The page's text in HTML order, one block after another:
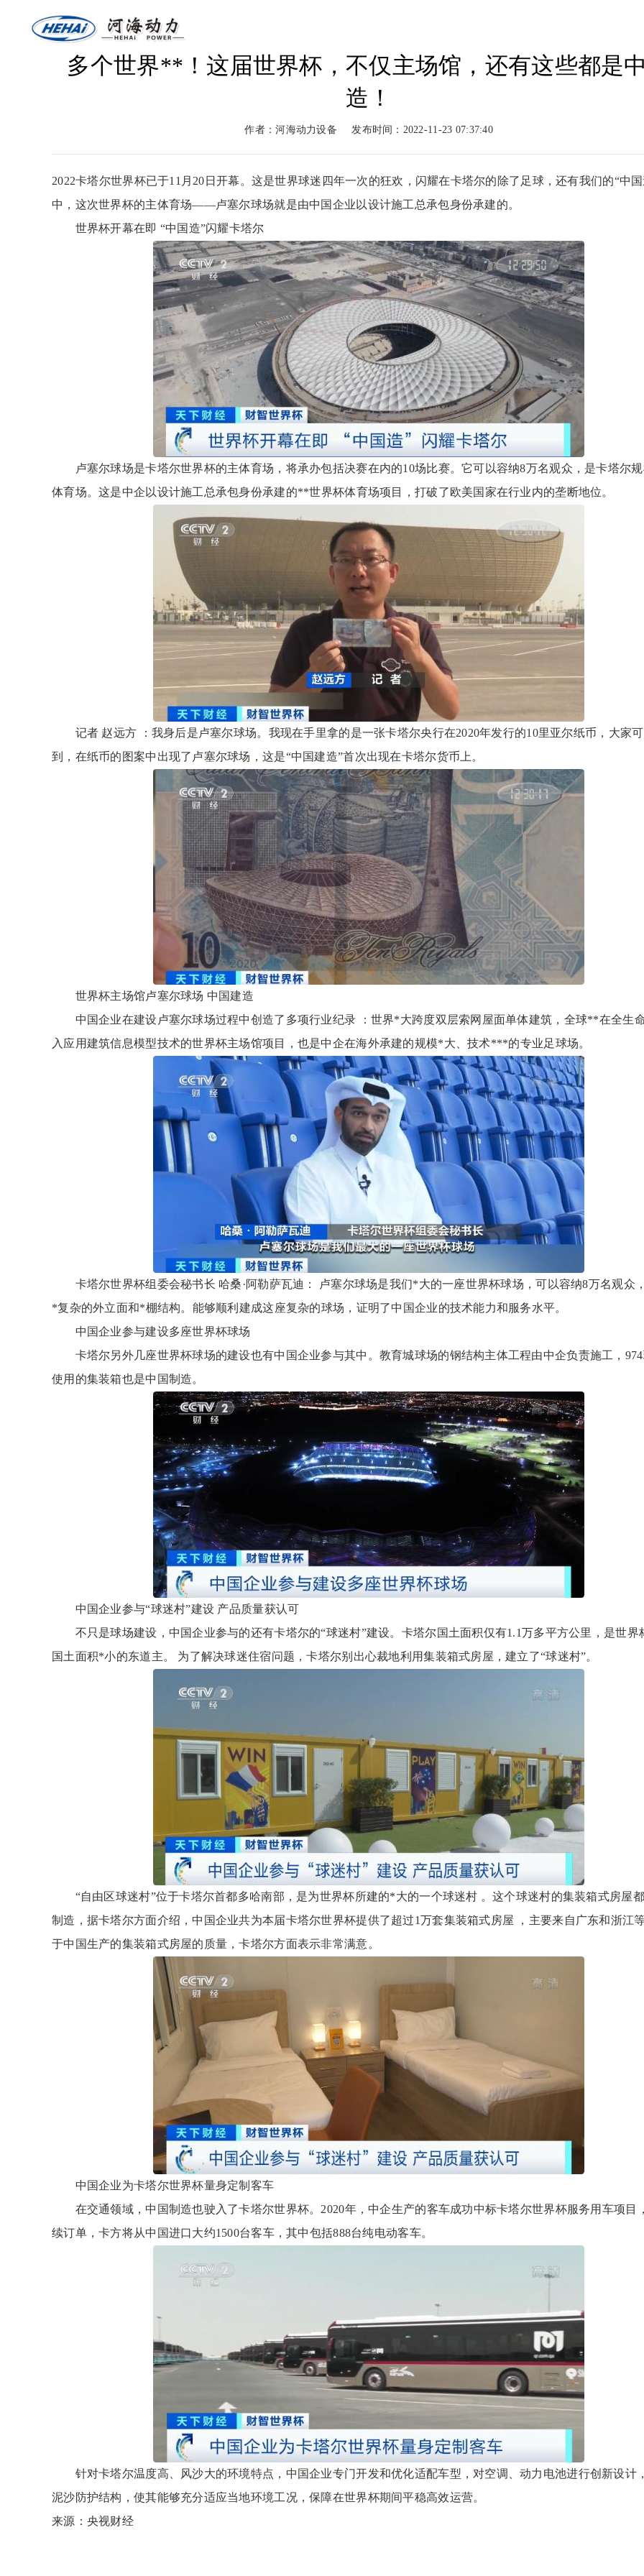
多个世界**！这届世界杯，不仅主场馆，还有这些都是
造！
作者：河海动力设备 发布时间：2022-11-23 07:37:40
2022卡塔尔世界杯已于11月20日开幕。这是世界球迷四年一次的狂欢，闪耀在卡塔尔的除了足球，还有我们的“中
中，这次世界杯的主体育场——卢塞尔球场就是由中国企业以设计施工总承包身份承建的。
世界杯开幕在即 “中国造”闪耀卡塔尔
卢塞尔球场是卡塔尔世界杯的主体育场，将承办包括决赛在内的10场比赛。它可以容纳8万名观众，是卡塔尔
体育场。这是中企以设计施工总承包身份承建的**世界杯体育场项目，打破了欧美国家在行业内的垄断地位。
记者 赵远方 ：我身后是卢塞尔球场。我现在手里拿的是一张卡塔尔央行在2020年发行的10里亚尔纸币，大家
到，在纸币的图案中出现了卢塞尔球场，这是“中国建造”首次出现在卡塔尔货币上。
世界杯主场馆卢塞尔球场 中国建造
中国企业在建设卢塞尔球场过程中创造了多项行业纪录 ：世界*大跨度双层索网屋面单体建筑，全球**在全生
入应用建筑信息模型技术的世界杯主场馆项目，也是中企在海外承建的规模*大、技术***的专业足球场。
卡塔尔世界杯组委会秘书长 哈桑·阿勒萨瓦迪： 卢塞尔球场是我们*大的一座世界杯球场，可以容纳8万名观众
*复杂的外立面和*棚结构。能够顺利建成这座复杂的球场，证明了中国企业的技术能力和服务水平。
中国企业参与建设多座世界杯球场
卡塔尔另外几座世界杯球场的建设也有中国企业参与其中。教育城球场的钢结构主体工程由中企负责施工，
使用的集装箱也是中国制造。
中国企业参与“球迷村”建设 产品质量获认可
不只是球场建设，中国企业参与的还有卡塔尔的“球迷村”建设。卡塔尔国土面积仅有1.1万多平方公里，是世界
国土面积*小的东道主。 为了解决球迷住宿问题，卡塔尔别出心裁地利用集装箱式房屋，建立了“球迷村”。
“自由区球迷村”位于卡塔尔首都多哈南部，是为世界杯所建的*大的一个球迷村 。这个球迷村的集装箱式房屋
制造，据卡塔尔方面介绍，中国企业共为本届卡塔尔世界杯提供了超过1万套集装箱式房屋 ，主要来自广东和浙江
于中国生产的集装箱式房屋的质量，卡塔尔方面表示非常满意。
中国企业为卡塔尔世界杯量身定制客车
在交通领域，中国制造也驶入了卡塔尔世界杯。2020年，中企生产的客车成功中标卡塔尔世界杯服务用车项目
续订单，卡方将从中国进口大约1500台客车，其中包括888台纯电动客车。
针对卡塔尔温度高、风沙大的环境特点，中国企业专门开发和优化适配车型，对空调、动力电池进行创新设计
泥沙防护结构，使其能够充分适应当地环境工况，保障在世界杯期间平稳高效运营。
来源：央视财经